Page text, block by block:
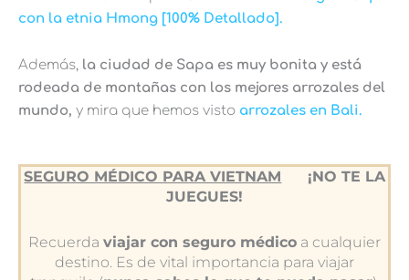
con la etnia Hmong [100% Detallado].
Además, la ciudad de Sapa es muy bonita y está
rodeada de montañas con los mejores arrozales del
mundo, y mira que hemos visto arrozales en Bali.
SEGURO MÉDICO PARA VIETNAM
¡NO TE LA
JUEGUES!
Recuerda viajar con seguro médico a cualquier
destino. Es de vital importancia para viajar